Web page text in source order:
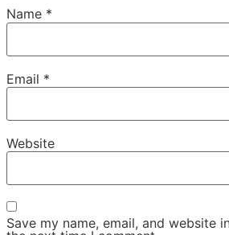
Name *
Email *
Website
Save my name, email, and website